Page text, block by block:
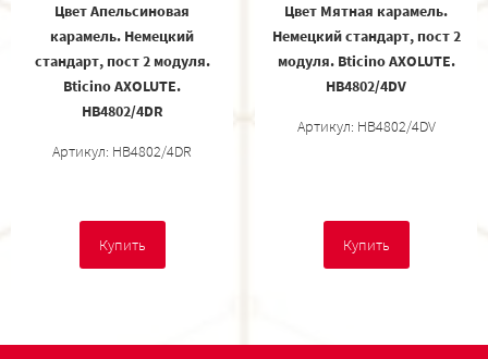
Цвет Апельсиновая
карамель. Немецкий
стандарт, пост 2 модуля.
Bticino AXOLUTE.
HB4802/4DR
Артикул: HB4802/4DR
Купить
Цвет Мятная карамель.
Немецкий стандарт, пост 2
модуля. Bticino AXOLUTE.
HB4802/4DV
Артикул: HB4802/4DV
Купить